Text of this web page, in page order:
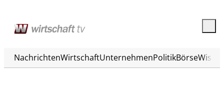
NachrichtenWirtschaftUnternehmenPolitikBörse